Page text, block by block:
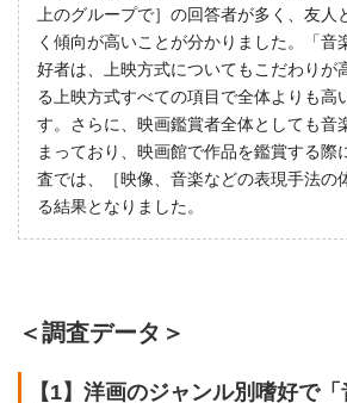
上のグループで］の回答者が多く、友人
く傾向が高いことが分かりました。「音
好者は、上映方式についてもこだわりが
る上映方式すべての項目で全体よりも高
す。さらに、映画鑑賞者全体としても音
まっており、映画館で作品を鑑賞する際
査では、［映像、音楽などの表現手法の
る結果となりました。
＜調査データ＞
【1】洋画のジャンル別嗜好で